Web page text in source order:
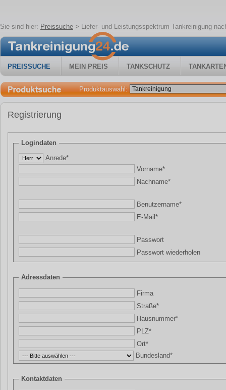
Sie sind hier: Preissuche > Liefer- und Leistungsspektrum Tankreinigung
PREISSUCHE MEIN PREIS TANKSCHUTZ
Produktauswahl:
Registrierung
Logindaten
Anrede*
Vorname*
Nachname*
Benutzername*
E-Mail*
Passwort
Passwort wiederholen
Adressdaten
Firma
Straße*
Hausnummer*
PLZ*
Ort*
Bundesland*
Kontaktdaten